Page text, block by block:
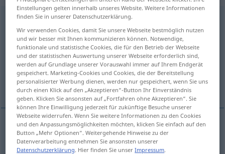
ocupar [okuˈpar]v/t
Übersicht aller Übersetzungen
(Für mehr Details die Übersetzung anklicken/antippen)
besetzen, beschäftigen, ausfüllen, kosten,
bewohnen
besetzen ocupar tb MIL
Einstellungen gelten innerhalb unseres Website. Weitere Informationen
finden Sie in unserer Datenschutzerklärung.
Wir verwenden Cookies, damit Sie unsere Webseite bestmöglich nutzen
und wir besser mit Ihnen kommunizieren können. Notwendige,
funktionale und statistische Cookies, die für den Betrieb der Webseite
und der statistischen Auswertung unserer Webseite erforderlich sind,
werden auf Grundlage unserer Vorauswahl immer auf Ihrem Endgerät
gespeichert. Marketing-Cookies und Cookies, die der Bereitstellung
personalisierter Werbung dienen, werden nur gespeichert, wenn Sie uns
durch einen Klick auf den „Akzeptieren“-Button Ihr Einverständnis
geben. Klicken Sie ansonsten auf „Fortfahren ohne Akzeptieren“. Sie
können Ihre Einwilligung jederzeit für zukünftige Besuche unserer
Webseite widerrufen. Wenn Sie weitere Informationen zu den Cookies
und den Anpassungsmöglichkeiten möchten, klicken Sie einfach auf den
Button „Mehr Optionen“. Weitergehende Hinweise zu der
Datenverarbeitung entnehmen Sie ansonsten unserer
Datenschutzerklärung. Hier finden Sie unserImpressum.